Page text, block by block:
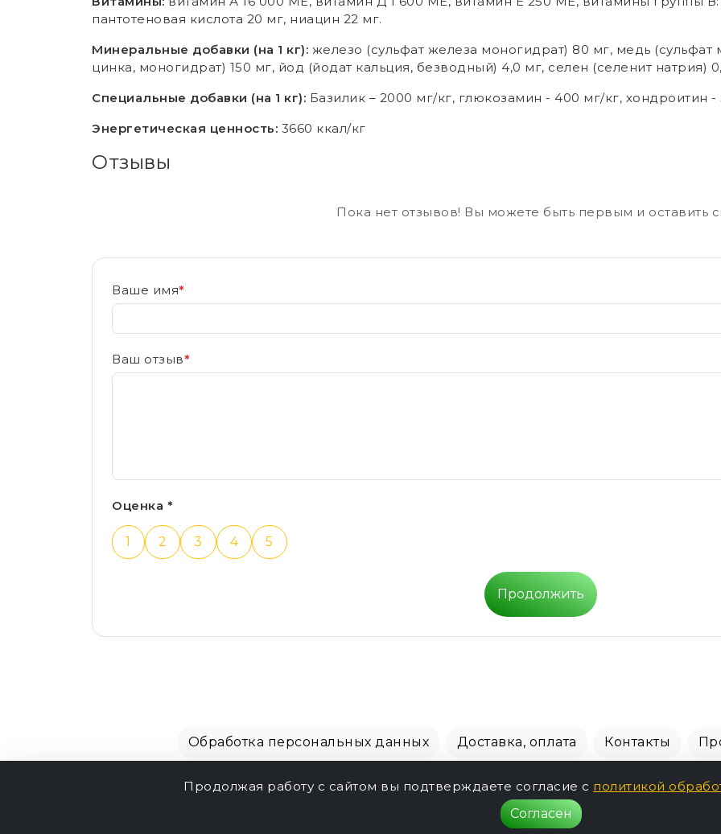
пантотеновая кислота 20 мг, ниацин 22 мг.
Минеральные добавки (на 1 кг): железо (сульфат железа моногидрат) 80 мг, медь (сульфат
цинка, моногидрат) 150 мг, йод (йодат кальция, безводный) 4,0 мг, селен (селенит натрия)
Специальные добавки (на 1 кг): Базилик – 2000 мг/кг, глюкозамин - 400 мг/кг, хондроитин -
Энергетическая ценность: 3660 ккал/кг
Отзывы
Пока нет отзывов! Вы можете быть первым и оставить
Ваше имя*
Ваш отзыв*
Оценка *
1 2 3 4 5
Продолжить
Обработка персональных данных Доставка, оплата Контакты
Продолжая работу с сайтом вы подтверждаете согласие с политикой
Согласен